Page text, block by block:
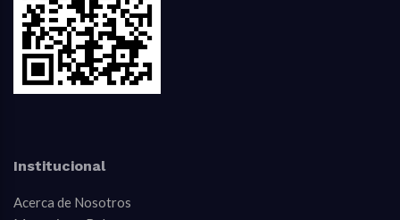
Institucional
Acerca de Nosotros